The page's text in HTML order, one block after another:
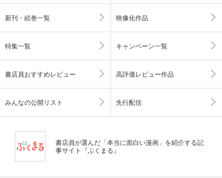
新刊・続巻一覧 映像化作品
特集一覧 キャンペーン一覧
書店員おすすめレビュー 高評価レビュー作品
みんなの公開リスト 先行配信
書店員が選んだ「本当に面白い漫画」を紹介する記
事サイト『ぶくまる』